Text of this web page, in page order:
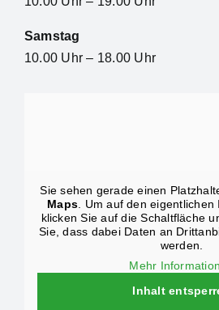
Sie sehen gerade einen
Maps . Um auf den eigentlichen
klicken Sie auf die Schaltfläche
Sie, dass dabei Daten an
werden.
Mehr
Inhalt
Samstag
10.00 Uhr – 18.00 Uhr